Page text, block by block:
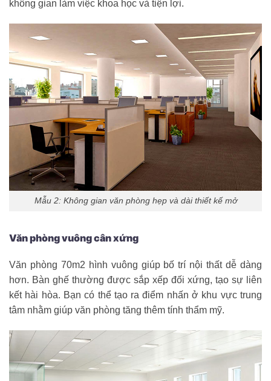
không gian làm việc khoa học và tiện lợi.
Mẫu 2: Không gian văn phòng hẹp và dài thiết kế mở
Văn phòng vuông cân xứng
Văn phòng 70m2 hình vuông giúp bố trí nội thất dễ dàng
hơn. Bàn ghế thường được sắp xếp đối xứng, tạo sự liên
kết hài hòa. Bạn có thể tạo ra điểm nhấn ở khu vực trung
tâm nhằm giúp văn phòng tăng thêm tính thẩm mỹ.